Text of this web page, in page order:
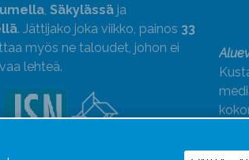
, Säkylässäja
. Jättijako joka viikko, painos 33
myös ne taloudet, johon ei
lehteä.